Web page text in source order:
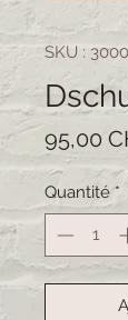
SKU :
95,00
Quantité *